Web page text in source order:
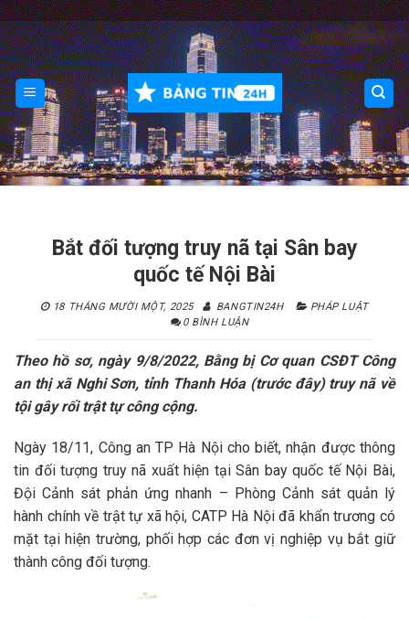
Skip
to
content
Bắt đối tượng truy nã tại Sân bay
quốc tế Nội Bài
18 THÁNG MƯỜI MỘT, 2025 BANGTIN24H
PHÁP LUẬT
0 BÌNH LUẬN
Theo hồ sơ, ngày 9/8/2022, Bằng bị Cơ quan CSĐT Công
an thị xã Nghi Sơn, tỉnh Thanh Hóa (trước đây) truy nã về
tội gây rối trật tự công cộng.
Ngày 18/11, Công an TP Hà Nội cho biết, nhận được thông
tin đối tượng truy nã xuất hiện tại Sân bay quốc tế Nội Bài,
Đội Cảnh sát phản ứng nhanh – Phòng Cảnh sát quản lý
hành chính về trật tự xã hội, CATP Hà Nội đã khẩn trương có
mặt tại hiện trường, phối hợp các đơn vị nghiệp vụ bắt giữ
thành công đối tượng.